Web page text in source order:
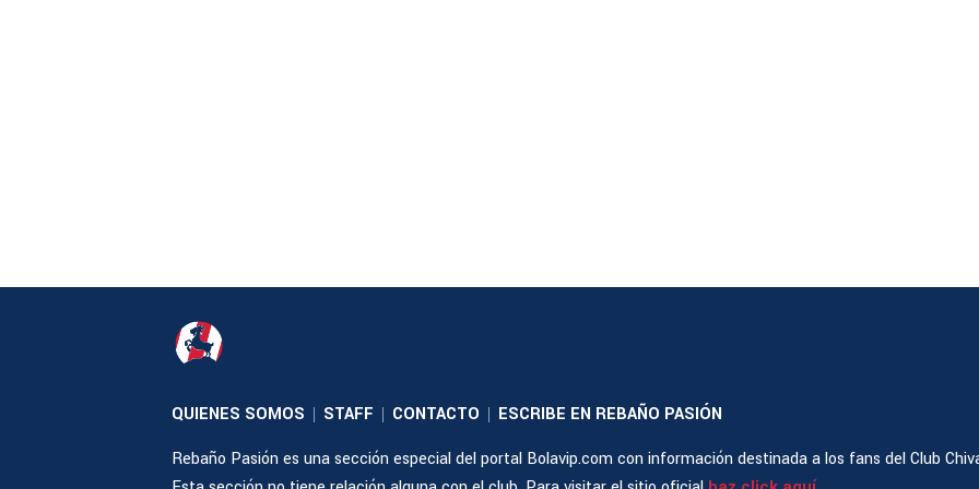
QUIENES SOMOS | STAFF | CONTACTO | ESCRIBE EN REBAÑO PASIÓN
Rebaño Pasión es una sección especial del portal Bolavip.com con información destinada a los fans del Club